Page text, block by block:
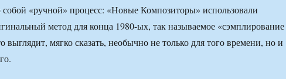
собой «ручной» процесс: «Новые Композиторы» использовали
метод для конца 1980-ых, так называемое «сэмплирование
выглядит, мягко сказать, необычно не только для того времени, но и